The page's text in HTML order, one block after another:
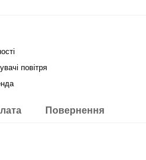
повітря
Повернення